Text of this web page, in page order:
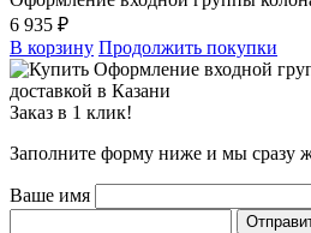
6 935 ₽
В корзину Продолжить покупки
Заказ в 1 клик!
Заполните форму ниже и мы сразу
Ваше имя